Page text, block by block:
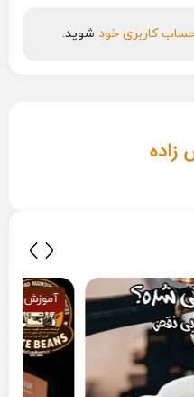
حساب کاربری خود شوید.
زاده
آموزش